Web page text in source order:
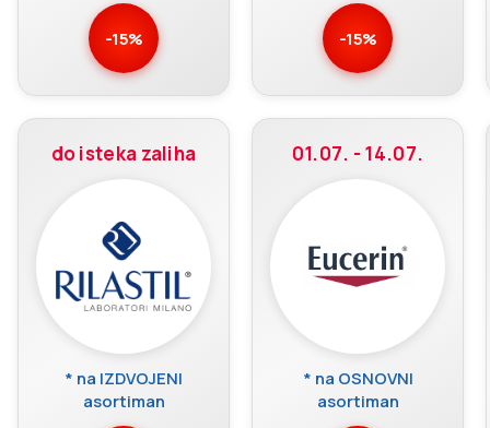
-15% -15%
do isteka zaliha
* na IZDVOJENI
asortiman
01.07. - 14.07.
* na OSNOVNI
asortiman